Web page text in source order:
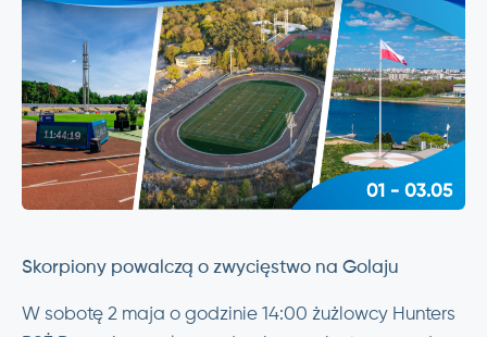
Skorpiony powalczą o zwycięstwo na Golaju
W sobotę 2 maja o godzinie 14:00 żużlowcy Hunters